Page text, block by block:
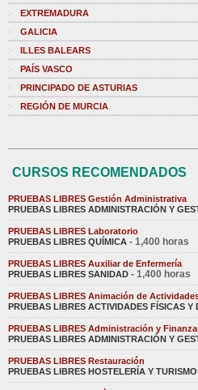
EXTREMADURA
GALICIA
ILLES BALEARS
PAÍS VASCO
PRINCIPADO DE ASTURIAS
REGIÓN DE MURCIA
CURSOS RECOMENDADOS
PRUEBAS LIBRES Gestión Administrativa
PRUEBAS LIBRES ADMINISTRACIÓN Y
PRUEBAS LIBRES Laboratorio
PRUEBAS LIBRES QUÍMICA - 1,400 horas
PRUEBAS LIBRES Auxiliar de Enfermería
PRUEBAS LIBRES SANIDAD - 1,400 horas
PRUEBAS LIBRES Animación de
PRUEBAS LIBRES ACTIVIDADES FÍSICAS Y
PRUEBAS LIBRES Administración y
PRUEBAS LIBRES ADMINISTRACIÓN Y
PRUEBAS LIBRES Restauración
PRUEBAS LIBRES HOSTELERÍA Y TURISMO